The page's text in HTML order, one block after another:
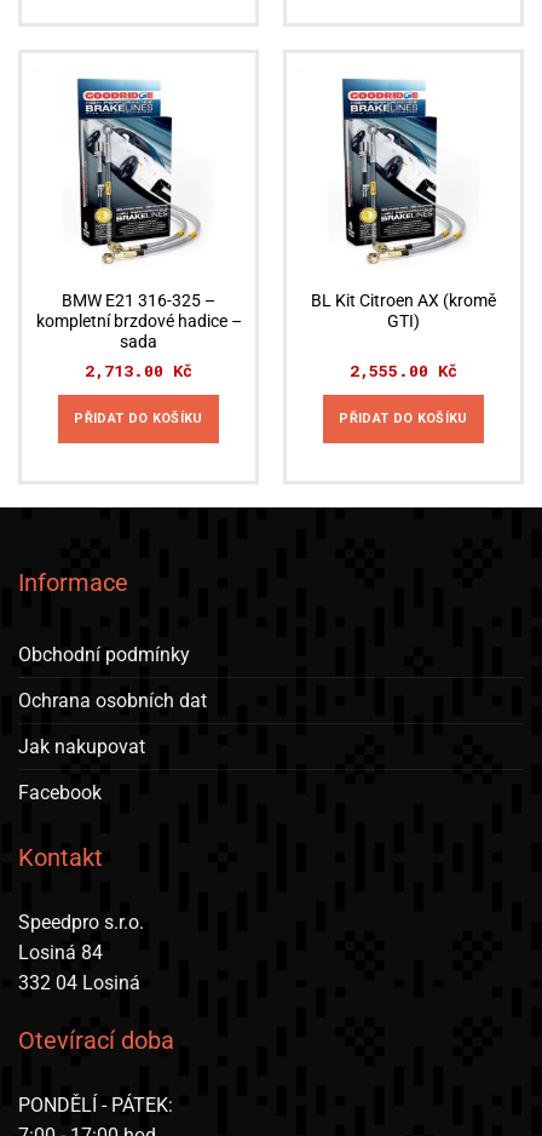
BMW E21 316-325 –
kompletní brzdové hadice –
sada
2,713.00 Kč
PŘIDAT DO KOŠÍKU
BL Kit Citroen AX (kromě
GTI)
2,555.00 Kč
PŘIDAT DO KOŠÍKU
Informace
Obchodní podmínky
Ochrana osobních dat
Jak nakupovat
Facebook
Kontakt
Speedpro s.r.o.
Losiná 84
332 04 Losiná
Otevírací doba
PONDĚLÍ - PÁTEK: